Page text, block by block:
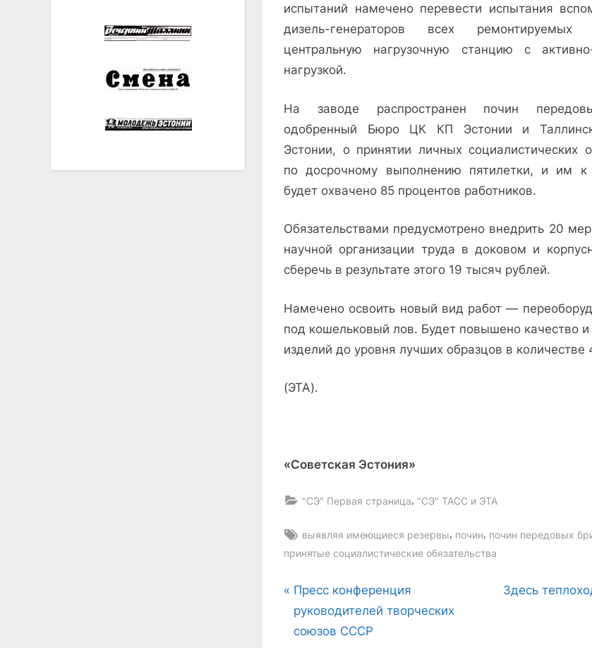
испытаний намечено перевести испытания
дизель-генераторов всех
центральную нагрузочную станцию с активно-
нагрузкой.
На заводе распространен почин
одобренный Бюро ЦК КП Эстонии и
Эстонии, о принятии личных социалистических
по досрочному выполнению пятилетки, и им к
будет охвачено 85 процентов работников.
Обязательствами предусмотрено внедрить 20
научной организации труда в доковом и
сберечь в результате этого 19 тысяч рублей.
Намечено освоить новый вид работ —
под кошельковый лов. Будет повышено качество
изделий до уровня лучших образцов в количестве
(ЭТА).
«Советская Эстония»
"СЭ" Первая страница, "СЭ" ТАСС и ЭТА
Tags:
выявляя имеющиеся резервы, почин, почин передовых
принятые социалистические обязательства
Навигация
по
P
r
e
Пресс конференция
руководителей творческих
союзов СССР
N
Здесь